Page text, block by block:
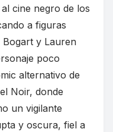
cine negro de los
a figuras
y Lauren
poco
alternativo de
Noir, donde
un vigilante
y oscura, fiel a